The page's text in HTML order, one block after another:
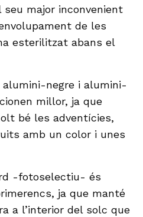
major inconvenient
de les
esterilitzat abans el
negre i alumini-
millor, ja que
bé les adventícies,
amb un color i unes
-fotoselectiu- és
ja que manté
a l’interior del solc que